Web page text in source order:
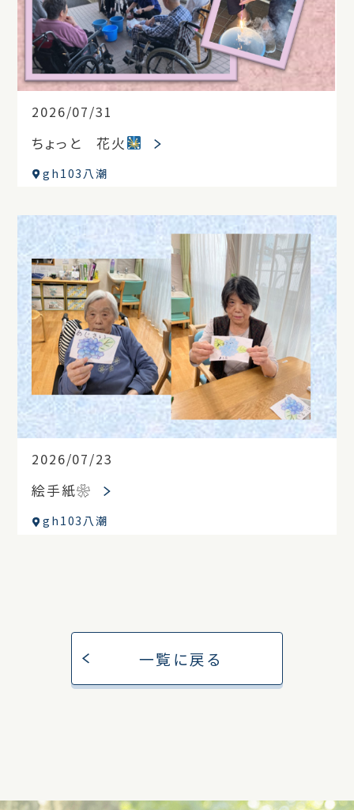
2026/07/31
ちょっと 花火
gh103八潮
2026/07/23
絵手紙❀
gh103八潮
一覧に戻る